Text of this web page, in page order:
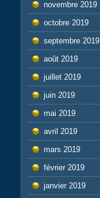
novembre 2019
octobre 2019
septembre 2019
août 2019
juillet 2019
juin 2019
mai 2019
avril 2019
mars 2019
février 2019
janvier 2019